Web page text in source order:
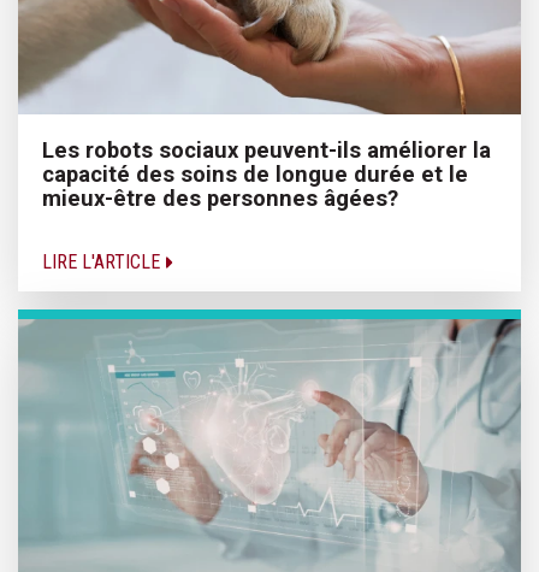
Les robots sociaux peuvent-ils améliorer la
capacité des soins de longue durée et le
mieux-être des personnes âgées?
LIRE L'ARTICLE